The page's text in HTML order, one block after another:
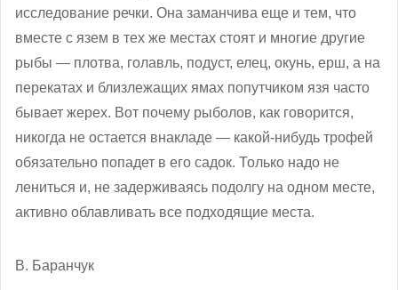
исследование речки. Она заманчива еще и тем, что
вместе с язем в тех же местах стоят и многие другие
рыбы — плотва, голавль, подуст, елец, окунь, ерш, а на
перекатах и близлежащих ямах попутчиком язя часто
бывает жерех. Вот почему рыболов, как говорится,
никогда не остается внакладе — какой-нибудь трофей
обязательно попадет в его садок. Только надо не
лениться и, не задерживаясь подолгу на одном месте,
активно облавливать все подходящие места.
В. Баранчук